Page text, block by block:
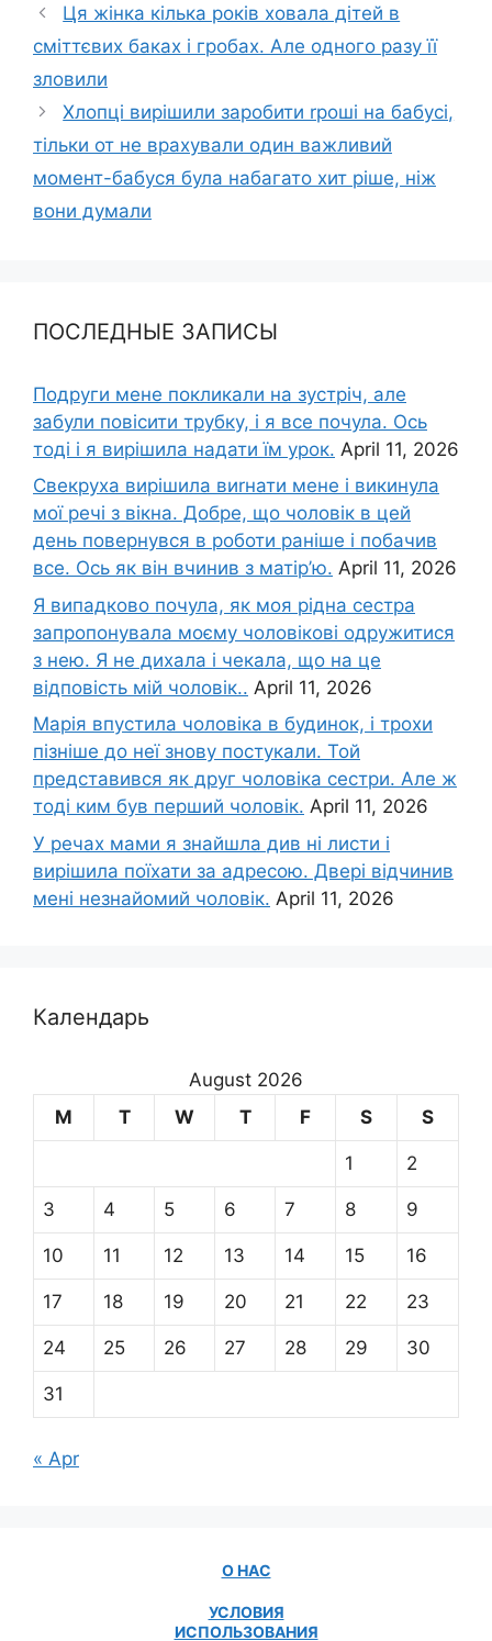
Ця жінка кілька років ховала дітей в
сміттєвих баках і гробах. Але одного разу її
зловили
Хлопці вирішили заробити rроші на бабусі,
тільки от не врахували один важливий
момент-бабуся була набагато хит ріше, ніж
вони думали
ПОСЛЕДНЫЕ ЗАПИСЫ
Подруги мене покликали на зустріч, але
забули повісити трубку, і я все почула. Ось
тоді і я вирішила надати їм урок. April 11, 2026
Свекруха вирішила виrнати мене і викинула
мої речі з вікна. Добре, що чоловік в цей
день повернувся в роботи раніше і побачив
все. Ось як він вчинив з матір’ю. April 11, 2026
Я випадково почула, як моя рідна сестра
запропонувала моєму чоловікові одружитися
з нею. Я не дихала і чекала, що на це
відповість мій чоловік.. April 11, 2026
Марія впустила чоловіка в будинок, і трохи
пізніше до неї знову постукали. Той
представився як друг чоловіка сестри. Але ж
тоді ким був перший чоловік. April 11, 2026
У речах мами я знайшла див ні листи і
вирішила поїхати за адресою. Двері відчинив
мені незнайомий чоловік. April 11, 2026
Календарь
August 2026
M
T W T F S S
1 2
3 4 5 6 7 8 9
10 11 12 13 14 15 16
17 18 19 20 21 22 23
24 25 26 27 28 29 30
31
« Apr
О НАС
УСЛОВИЯ
ИСПОЛЬЗОВАНИЯ